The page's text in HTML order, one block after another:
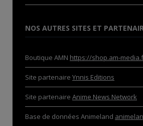
NOS AUTRES SITES ET
Boutique AMN https://shop.am-
Site partenaire Ynnis Editions
Site partenaire Anime News Network
Base de données Animeland